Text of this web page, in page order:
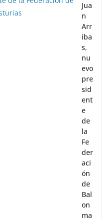
Jua
n
Arr
iba
s,
nu
evo
pre
sid
ent
e
de
la
Fe
der
aci
ón
de
Bal
on
ma